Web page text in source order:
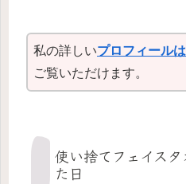
私の詳しいプロフィール
ご覧いただけます。
使い捨てフェイス
た日